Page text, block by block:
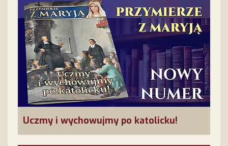
Uczmy i wychowujmy po katolicku!